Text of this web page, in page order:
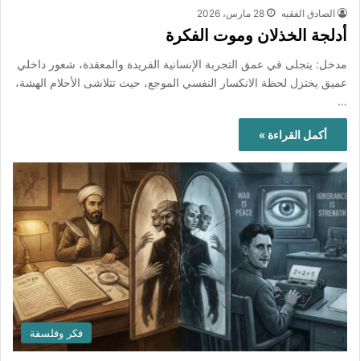
الصادق الفقيه 28 مارس، 2026
أدلجة الخذلان وموت الفكرة
مدخل: يتجلى في عمق التجربة الإنسانية الفريدة والمعقدة، شعور داخلي
عميق يختزل لحظة الانكسار النفسي الموجع، حيث تتلاشى الأحلام الهشة،
…
أكمل القراءة »
فكر وفلسفة